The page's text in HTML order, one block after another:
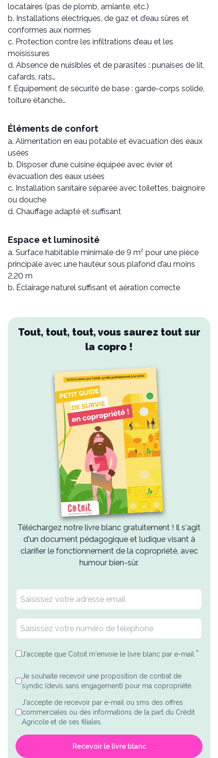
locataires (pas de plomb, amiante, etc.)
b. Installations électriques, de gaz et d’eau sûres et
conformes aux normes
c. Protection contre les infiltrations d’eau et les
moisissures
d. Absence de nuisibles et de parasites : punaises de lit,
cafards, rats…
f. Équipement de sécurité de base : garde-corps solide,
toiture étanche…
Éléments de confort
a. Alimentation en eau potable et évacuation des eaux
usées
b. Disposer d’une cuisine équipée avec évier et
évacuation des eaux usées
c. Installation sanitaire séparée avec toilettes, baignoire
ou douche
d. Chauffage adapté et suffisant
Espace et luminosité
a. Surface habitable minimale de 9 m² pour une pièce
principale avec une hauteur sous plafond d’au moins
2,20 m
b. Éclairage naturel suffisant et aération correcte
Tout, tout, tout, vous saurez tout sur
la copro !
Téléchargez notre livre blanc gratuitement ! Il s'agit
d'un document pédagogique et ludique visant à
clarifier le fonctionnement de la copropriété, avec
humour bien-sûr.
J'accepte que Cotoit m'envoie le livre blanc par e-mail. *
Je souhaite recevoir une proposition de contrat de
syndic (devis sans engagement) pour ma copropriété.
J'accepte de recevoir par e-mail ou sms des offres
commerciales ou des informations de la part du Crédit
Agricole et de ses filiales.
Recevoir le livre blanc